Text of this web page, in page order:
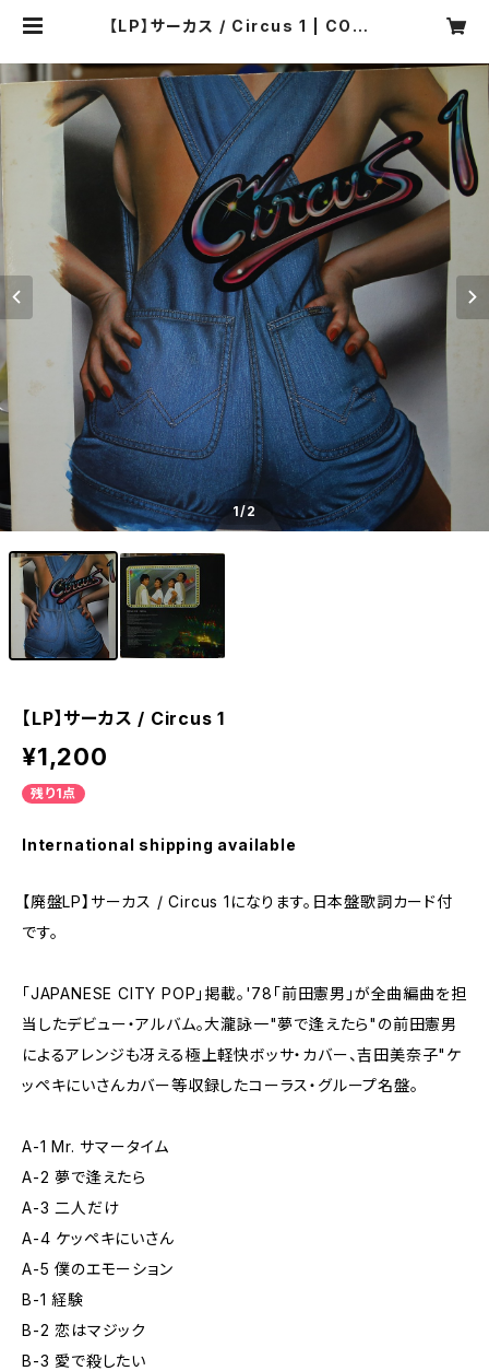
【LP】サーカス / Circus 1 | COMP
1/2
【LP】サーカス / Circus 1
¥1,200
残り1点
International shipping available
【廃盤LP】サーカス / Circus 1になります。日本盤歌詞カード付
です。
「JAPANESE CITY POP」掲載。'78「前田憲男」が全曲編曲を担
当したデビュー・アルバム。大瀧詠一"夢で逢えたら"の前田憲男
によるアレンジも冴える極上軽快ボッサ・カバー、吉田美奈子"ケ
ッペキにいさんカバー等収録したコーラス・グループ名盤。
A-1 Mr. サマータイム
A-2 夢で逢えたら
A-3 二人だけ
A-4 ケッペキにいさん
A-5 僕のエモーション
B-1 経験
B-2 恋はマジック
B-3 愛で殺したい